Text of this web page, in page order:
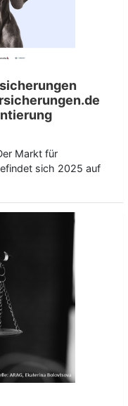
Markt für
sich 2025 auf